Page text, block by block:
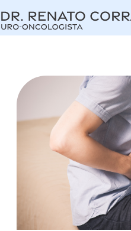
Dr. Renato CorradiUro-Oncologista